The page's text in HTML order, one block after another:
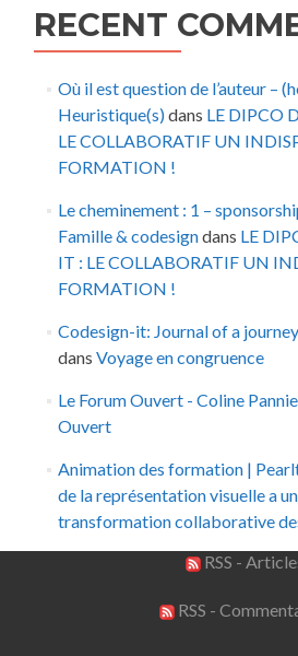
RECENT
Où il est question de l’auteur –
Heuristique(s)dans LE DIPCO
LE COLLABORATIF UN
FORMATION !
Le cheminement : 1 –
Famille & codesigndans LE
IT : LE COLLABORATIF UN
FORMATION !
Codesign-it: Journal of a
dans Voyage en congruence
Le Forum Ouvert - Coline
Ouvert
Animation des formation |
de la représentation visuelle a
transformation collaborative
RSS -
RSS -